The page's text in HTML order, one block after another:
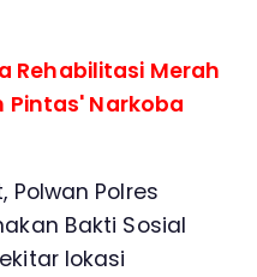
Rehabilitasi Merah
Pintas' Narkoba
Polres
Bakti Sosial
lokasi